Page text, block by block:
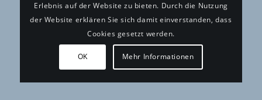
Erlebnis auf der Website zu bieten. Durch die Nutzung
der Website erklären Sie sich damit einverstanden, dass
Cookies gesetzt werden.
OK Mehr Informationen